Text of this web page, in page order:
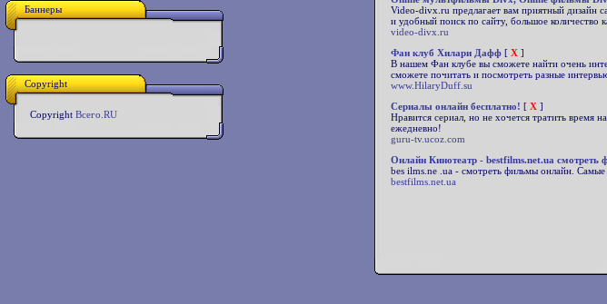
Баннеры
Copyright
Copyright Всего.RU
Video-divx.ru предлагает вам приятный дизайн
и удобный поиск по сайту, большое количество
video-divx.ru
Фан клуб Хилари Дафф [ X ]
В нашем Фан клубе вы сможете найти очень
сможете почитать и посмотреть разные
www.HilaryDuff.su
Cериалы онлайн бесплатно! [ X ]
Нравится сериал, но не хочется тратить время
ежедневно!
guru-tv.ucoz.com
Онлайн Кинотеатр - bestfilms.net.ua
bes ilms.ne .ua - смотреть фильмы онлайн.
bestfilms.net.ua